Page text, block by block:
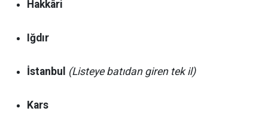
Hakkâri
Iğdır
İstanbul (Listeye batıdan giren tek il)
Kars